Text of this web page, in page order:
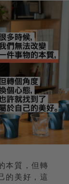
本質，但轉
的美好，這